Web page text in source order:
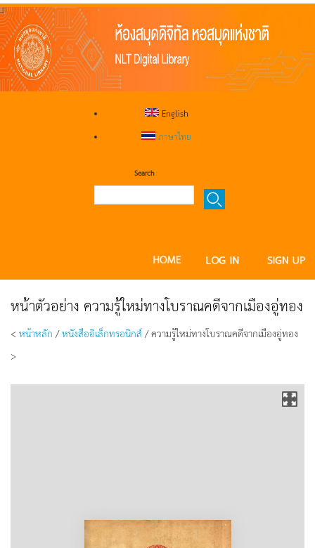
English
ภาษาไทย
Search
หน้าตัวอย่าง ความรู้ใหม่ทางโบราณคดีจากเมืองอู่ทอง
<หน้าหลัก /หนังสืออิเล็กทรอนิกส์/ ความรู้ใหม่ทางโบราณคดีจากเมืองอู่ทอง
>